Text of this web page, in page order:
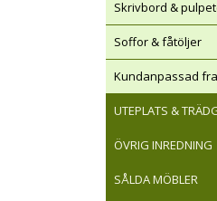
Skrivbord &
Soffor & fåtöljer
Kundanpassad
UTEPLATS &
ÖVRIG INREDNING
SÅLDA MÖBLER